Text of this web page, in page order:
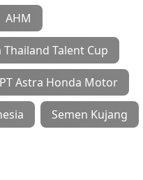
AHM
Talent Cup
PT Astra Honda Motor
Semen Kujang